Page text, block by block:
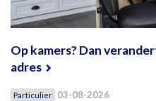
Op kamers? Dan
adres
Particulier 03-08-2026